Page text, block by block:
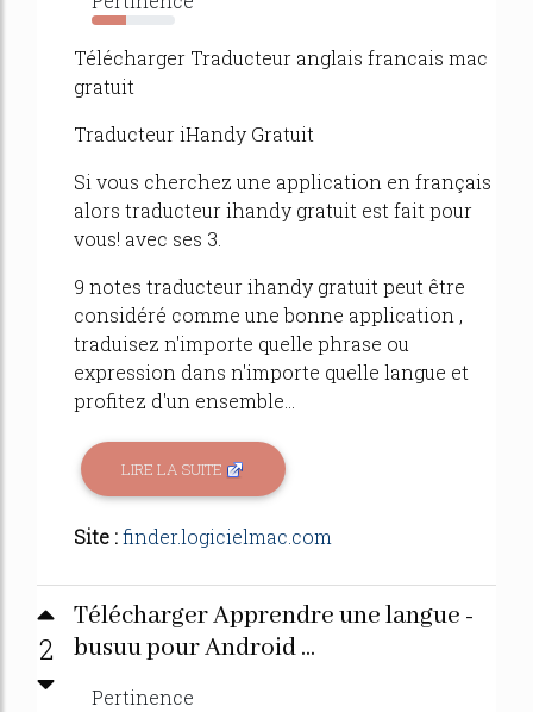
41%
Télécharger Traducteur anglais francais mac
gratuit
Traducteur iHandy Gratuit
Si vous cherchez une application en français
alors traducteur ihandy gratuit est fait pour
vous! avec ses 3.
9 notes traducteur ihandy gratuit peut être
considéré comme une bonne application ,
traduisez n'importe quelle phrase ou
expression dans n'importe quelle langue et
profitez d'un ensemble...
LIRE LA SUITE
Site :finder.logicielmac.com
2
Télécharger Apprendre une langue -
busuu pour Android ...
Pertinence